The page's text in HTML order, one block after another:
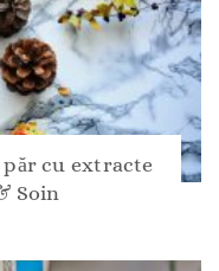
păr cu extracte
Soin